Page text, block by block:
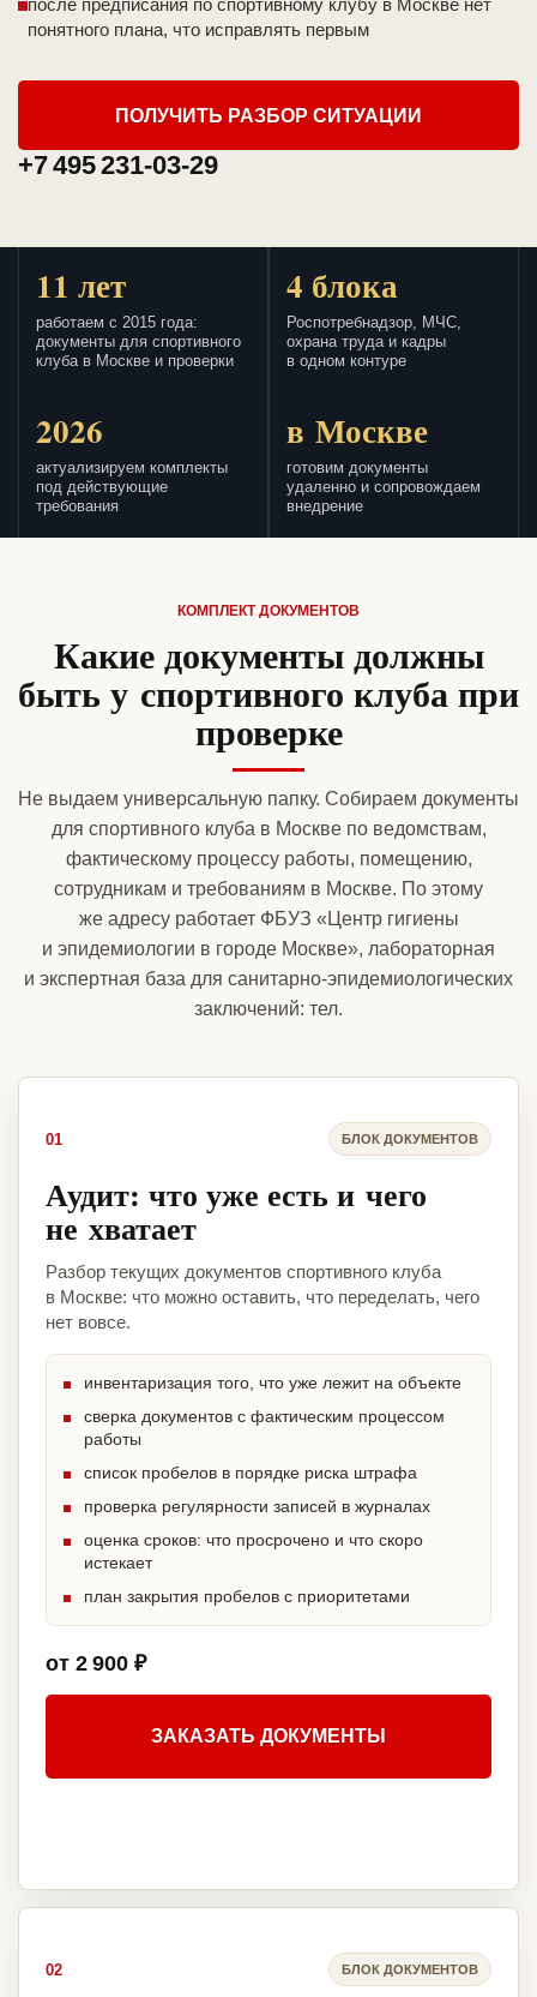
после предписания по спортивному клубу в Москве нет
понятного плана, что исправлять первым
ПОЛУЧИТЬ РАЗБОР СИТУАЦИИ
+7 495 231-03-29
11 лет
работаем с 2015 года:
документы для спортивного
клуба в Москве и проверки
4 блока
Роспотребнадзор, МЧС,
охрана труда и кадры
в одном контуре
2026
актуализируем комплекты
под действующие
требования
в Москве
готовим документы
удаленно и сопровождаем
внедрение
КОМПЛЕКТ ДОКУМЕНТОВ
Какие документы должны
быть у спортивного клуба при
проверке
Не выдаем универсальную папку. Собираем документы
для спортивного клуба в Москве по ведомствам,
фактическому процессу работы, помещению,
сотрудникам и требованиям в Москве. По этому
же адресу работает ФБУЗ «Центр гигиены
и эпидемиологии в городе Москве», лабораторная
и экспертная база для санитарно-эпидемиологических
заключений: тел.
01 БЛОК ДОКУМЕНТОВ
Аудит: что уже есть и чего
не хватает
Разбор текущих документов спортивного клуба
в Москве: что можно оставить, что переделать, чего
нет вовсе.
инвентаризация того, что уже лежит на объекте
сверка документов с фактическим процессом
работы
список пробелов в порядке риска штрафа
проверка регулярности записей в журналах
оценка сроков: что просрочено и что скоро
истекает
план закрытия пробелов с приоритетами
от 2 900 ₽
ЗАКАЗАТЬ ДОКУМЕНТЫ
02 БЛОК ДОКУМЕНТОВ